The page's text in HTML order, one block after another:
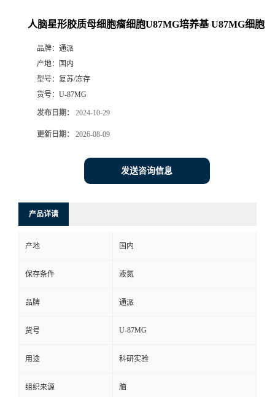
人脑星形胶质母细胞瘤细胞U87MG培养基 U87MG细胞
品牌： 通派
产地：
国内
型号： 复苏/冻存
货号： U-87MG
发布日期： 2024-10-29
更新日期： 2026-08-09
发送咨询信息
产品详请
产地 国内
保存条件 液氮
品牌 通派
货号 U-87MG
用途 科研实验
组织来源 脑